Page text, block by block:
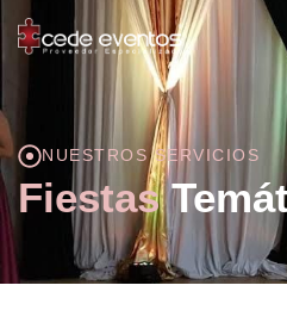
NUESTROS SERVICIOS
Fiestas